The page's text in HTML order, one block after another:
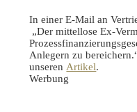
In einer E-Mail an
„Der mittellose Ex-
Anlegern zu
unseren Artikel.
Werbung